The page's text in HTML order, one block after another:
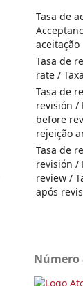
Tasa de
aceitação
Tasa de
rate /
Tasa de
revisión /
before
rejeição
Tasa de
revisión /
review /
após
Número